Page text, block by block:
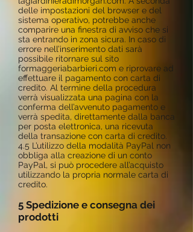
delle impostazioni del browser e del
sistema operativo, potrebbe anche
comparire una finestra di avviso che si
sta entrando in zona sicura. In caso di
errore nell’inserimento dati sarà
possibile ritornare sul sito
formaggeriabarbieri.com e riprovare ad
effettuare il pagamento con carta di
credito. Al termine della procedura
verrà visualizzata una pagina con la
conferma dell’avvenuto pagamento e
verrà spedita, direttamente dalla banca
per posta elettronica, una ricevuta
della transazione con carta di credito.
4.5 L’utilizzo della modalità PayPal non
obbliga alla creazione di un conto
PayPal, si può procedere all’acquisto
utilizzando la propria normale carta di
credito.
5 Spedizione e consegna dei
prodotti